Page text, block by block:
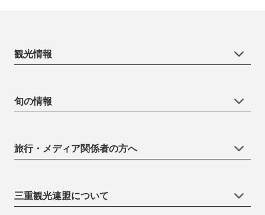
観光情報
旬の情報
旅行・メディア関係者の方へ
三重観光連盟について